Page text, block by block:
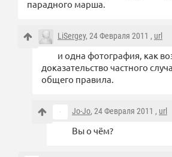
парадного марша.
LiSergey, 24 Февраля 2011 , url
и одна фотография, как
доказательство частного
общего правила.
Jo-Jo, 24 Февраля 2011 , url
Вы о чём?